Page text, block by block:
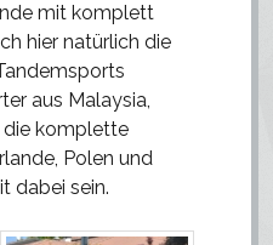
mit komplett
hier natürlich die
aus Malaysia,
die komplette
Polen und
dabei sein.